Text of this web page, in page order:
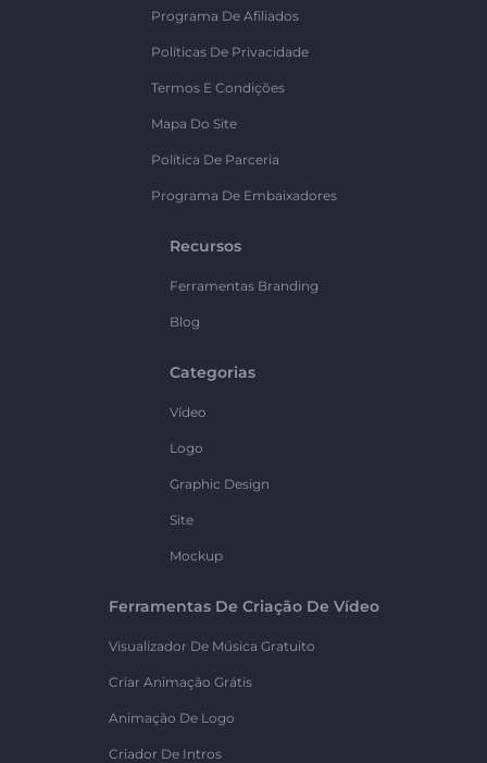
Programa De Afiliados
Políticas De Privacidade
Termos E Condições
Mapa Do Site
Política De Parceria
Programa De Embaixadores
Recursos
Ferramentas Branding
Blog
Categorias
Vídeo
Logo
Graphic Design
Site
Mockup
Ferramentas De Criação De Vídeo
Visualizador De Música Gratuito
Criar Animação Grátis
Animação De Logo
Criador De Intros